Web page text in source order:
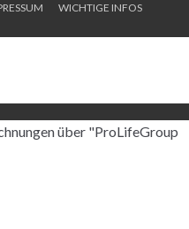
WICHTIGE INFOS
über "ProLifeGroup